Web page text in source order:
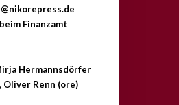
Finanzamt
Hermannsdörfer
Oliver Renn (ore)